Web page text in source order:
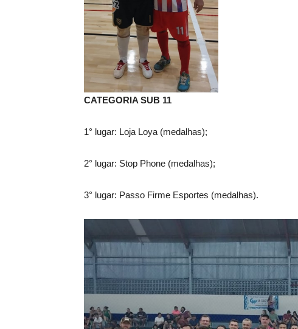
CATEGORIA SUB 11
1° lugar: Loja Loya (medalhas);
2° lugar: Stop Phone (medalhas);
3° lugar: Passo Firme Esportes (medalhas).